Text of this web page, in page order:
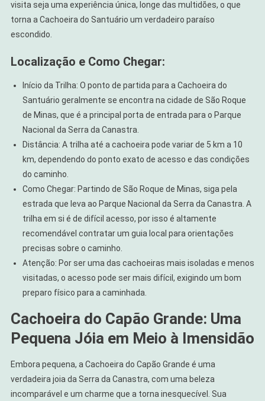
visita seja uma experiência única, longe das multidões, o que
torna a Cachoeira do Santuário um verdadeiro paraíso
escondido.
Localização e Como Chegar:
Início da Trilha: O ponto de partida para a Cachoeira do
Santuário geralmente se encontra na cidade de São Roque
de Minas, que é a principal porta de entrada para o Parque
Nacional da Serra da Canastra.
Distância: A trilha até a cachoeira pode variar de 5 km a 10
km, dependendo do ponto exato de acesso e das condições
do caminho.
Como Chegar: Partindo de São Roque de Minas, siga pela
estrada que leva ao Parque Nacional da Serra da Canastra. A
trilha em si é de difícil acesso, por isso é altamente
recomendável contratar um guia local para orientações
precisas sobre o caminho.
Atenção: Por ser uma das cachoeiras mais isoladas e menos
visitadas, o acesso pode ser mais difícil, exigindo um bom
preparo físico para a caminhada.
Cachoeira do Capão Grande: Uma
Pequena Jóia em Meio à Imensidão
Embora pequena, a Cachoeira do Capão Grande é uma
verdadeira joia da Serra da Canastra, com uma beleza
incomparável e um charme que a torna inesquecível. Sua